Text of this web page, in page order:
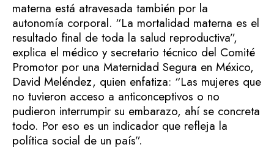
materna está atravesada también por la
autonomía corporal. “La mortalidad materna es el
resultado final de toda la salud reproductiva”,
explica el médico y secretario técnico del Comité
Promotor por una Maternidad Segura en México,
David Meléndez, quien enfatiza: “Las mujeres que
no tuvieron acceso a anticonceptivos o no
pudieron interrumpir su embarazo, ahí se concreta
todo. Por eso es un indicador que refleja la
política social de un país”.